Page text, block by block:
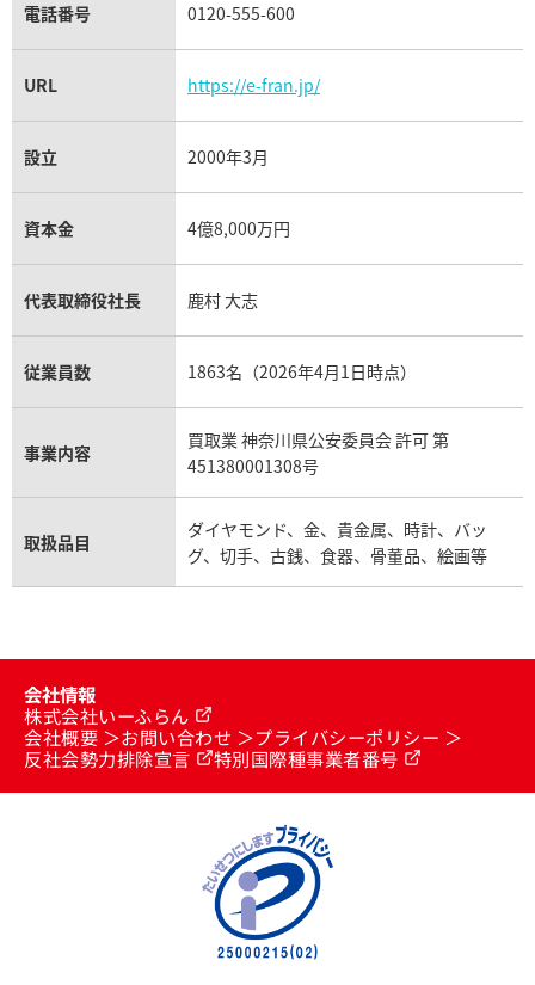
電話番号 0120-555-600
URL https://e-fran.jp/
設立 2000年3月
資本金 4億8,000万円
代表取締役社長 鹿村 大志
従業員数 1863名（2026年4月1日時点）
事業内容
買取業 神奈川県公安委員会 許可 第
451380001308号
取扱品目
ダイヤモンド、金、貴金属、時計、バッ
グ、切手、古銭、食器、骨董品、絵画等
会社情報
株式会社いーふらん
会社概要
お問い合わせ
プライバシーポリシー
反社会勢力排除宣言
特別国際種事業者番号